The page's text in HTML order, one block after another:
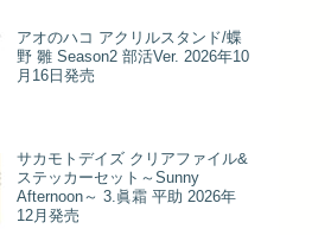
アオのハコ アクリルスタンド/蝶
野 雛 Season2 部活Ver. 2026年10
月16日発売
サカモトデイズ クリアファイル&
ステッカーセット～Sunny
Afternoon～ 3.眞霜 平助 2026年
12月発売